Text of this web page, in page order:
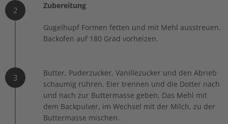
2 Zubereitung
Gugelhupf Formen fetten und mit Mehl ausstreuen.
Backofen auf 180 Grad vorheizen.
3
Butter, Puderzucker, Vanillezucker und den Abrieb
schaumig rühren. Eier trennen und die Dotter nach
und nach zur Buttermasse geben. Das Mehl mit
dem Backpulver, im Wechsel mit der Milch, zu der
Buttermasse mischen.